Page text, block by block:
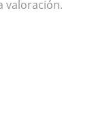
valoración.